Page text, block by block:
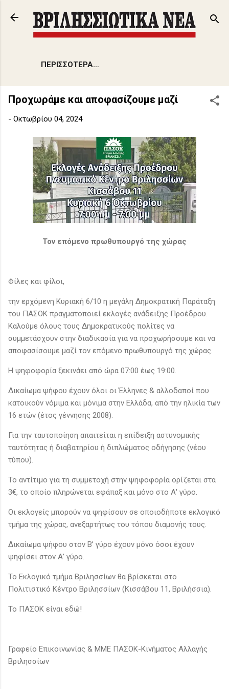
Μετάβαση στο κύριο περιεχόμενο
ΠΕΡΙΣΣΌΤΕΡΑ…
Προχωράμε και αποφασίζουμε μαζί
- Οκτωβρίου 04, 2024
Τον επόμενο πρωθυπουργό της χώρας
Φίλες και φίλοι,
την ερχόμενη Κυριακή 6/10 η μεγάλη Δημοκρατική Παράταξη
του ΠΑΣΟΚ πραγματοποιεί εκλογές ανάδειξης Προέδρου.
Καλούμε όλους τους Δημοκρατικούς πολίτες να
συμμετάσχουν στην διαδικασία για να προχωρήσουμε και να
αποφασίσουμε μαζί τον επόμενο πρωθυπουργό της χώρας.
Η ψηφοφορία ξεκινάει από ώρα 07:00 έως 19:00.
Δικαίωμα ψήφου έχουν όλοι οι Έλληνες & αλλοδαποί που
κατοικούν νόμιμα και μόνιμα στην Ελλάδα, από την ηλικία των
16 ετών (έτος γέννησης 2008).
Για την ταυτοποίηση απαιτείται η επίδειξη αστυνομικής
ταυτότητας ή διαβατηρίου ή διπλώματος οδήγησης (νέου
τύπου).
Το αντίτιμο για τη συμμετοχή στην ψηφοφορία ορίζεται στα
3€, το οποίο πληρώνεται εφάπαξ και μόνο στο Α' γύρο.
Οι εκλογείς μπορούν να ψηφίσουν σε οποιοδήποτε εκλογικό
τμήμα της χώρας, ανεξαρτήτως του τόπου διαμονής τους.
Δικαίωμα ψήφου στον Β’ γύρο έχουν μόνο όσοι έχουν
ψηφίσει στον Α’ γύρο.
Το Εκλογικό τμήμα Βριλησσίων θα βρίσκεται στο
Πολιτιστικό Κέντρο Βριλησσίων (Κισσάβου 11, Βριλήσσια).
Το ΠΑΣΟΚ είναι εδώ!
Γραφείο Επικοινωνίας & ΜΜΕ ΠΑΣΟΚ-Κινήματος Αλλαγής
Βριλησσίων